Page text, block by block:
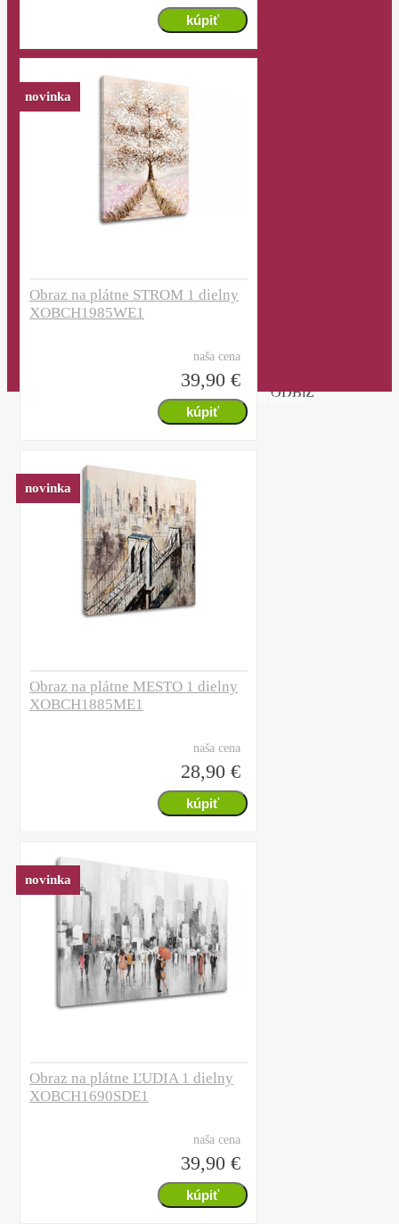
Obraz na plátne STROM 1 dielny
XOBCH1985WE1
naša cena
39,90 €
novinka
Obraz na plátne MESTO 1 dielny
XOBCH1885ME1
naša cena
28,90 €
novinka
Obraz na plátne ĽUDIA 1 dielny
XOBCH1690SDE1
naša cena
39,90 €
novinka
Kontakt
ARTMIE, spol. s r.o.
Strojárska 603/85
36731684
Info o spracovaní osobných údajov
ODBiZ